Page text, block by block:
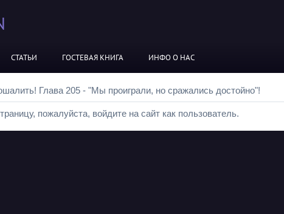
СТАТЬИ ГОСТЕВАЯ КНИГА ИНФО О НАС
Глава 205 - "Мы проиграли, но сражались достойно"!
пожалуйста, войдите на сайт как пользователь.